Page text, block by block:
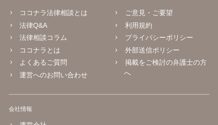
ココナラ法律相談とは
法律Q&A
法律相談コラム
ココナラとは
よくあるご質問
運営へのお問い合わせ
ご意見・ご要望
利用規約
プライバシーポリシー
外部送信ポリシー
掲載をご検討の弁護士の方
へ
会社情報